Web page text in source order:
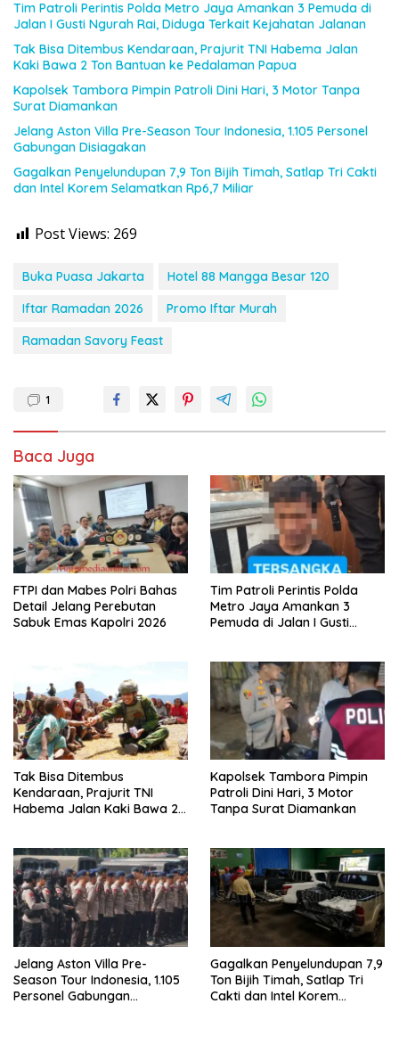
Tim Patroli Perintis Polda Metro Jaya Amankan 3 Pemuda di
Jalan I Gusti Ngurah Rai, Diduga Terkait Kejahatan Jalanan
Tak Bisa Ditembus Kendaraan, Prajurit TNI Habema Jalan
Kaki Bawa 2 Ton Bantuan ke Pedalaman Papua
Kapolsek Tambora Pimpin Patroli Dini Hari, 3 Motor Tanpa
Surat Diamankan
Jelang Aston Villa Pre-Season Tour Indonesia, 1.105 Personel
Gabungan Disiagakan
Gagalkan Penyelundupan 7,9 Ton Bijih Timah, Satlap Tri Cakti
dan Intel Korem Selamatkan Rp6,7 Miliar
Post Views: 269
Buka Puasa Jakarta
Hotel 88 Mangga Besar 120
Iftar Ramadan 2026
Promo Iftar Murah
Ramadan Savory Feast
1
Baca Juga
FTPI dan Mabes Polri Bahas
Detail Jelang Perebutan
Sabuk Emas Kapolri 2026
Tim Patroli Perintis Polda
Metro Jaya Amankan 3
Pemuda di Jalan I Gusti
Tak Bisa Ditembus
Kendaraan, Prajurit TNI
Habema Jalan Kaki Bawa 2
Kapolsek Tambora Pimpin
Patroli Dini Hari, 3 Motor
Tanpa Surat Diamankan
Jelang Aston Villa Pre-
Season Tour Indonesia, 1.105
Personel Gabungan
Gagalkan Penyelundupan 7,9
Ton Bijih Timah, Satlap Tri
Cakti dan Intel Korem